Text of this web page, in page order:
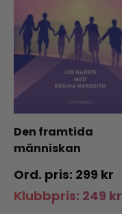
Den framtida
människan
299 kr
Klubbpris: 249 kr